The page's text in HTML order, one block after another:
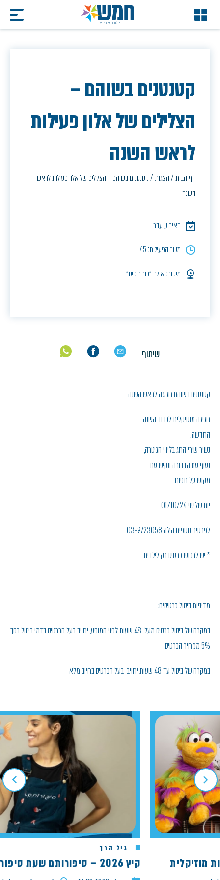
קטנטנים בשוהם –
הצלילים של אלון פעילות
לראש השנה
דף הבית/הצגות/קטנטנים בשוהם – הצלילים של אלון פעילות לראש
השנה
האירוע עבר
משך הפעילות: 45
מיקום: אולם ״כותר פיס״
שיתוף
קטנטנים בשוהם חגיגה לראש השנה
חגיגה מוסיקלית לכבוד השנה
החדשה.
נשיר שירי החג בליווי הגיטרה,
נעוף עם הדבורה ונקיש עם
מקוש על תפוח.
יום שלישי 01/10/24
לפרטים נוספים הילה 03-9723058
* יש לרכוש כרטיס רק לילדים.
מדיניות ביטול כרטיסים:
במקרה של ביטול כרטיס מעל 48 שעות לפני המופע, יחויב בעל הכרטיס בדמי ביטול בסך
5% ממחיר הכרטיס
במקרה של ביטול עד 48 שעות יחויב בעל הכרטיס בחיוב מלא
גיל הרך
קיץ 2026 – סיפורותם שעת סיפור הדג המבולבל